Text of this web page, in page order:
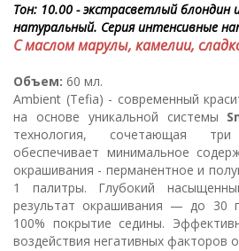
Тон: 10.00 - экстрасветлый блондин
натуральный. Серия интенсивные
С маслом марулы, камелии,
Объем: 60 мл.
Ambient (Tefia) - современный
на основе уникальной системы
технология, сочетающая
обеспечивает минимальное
окрашивания - перманентное и
1 палитры. Глубокий
результат окрашивания — до 30
100% покрытие седины.
воздействия негативных факторов